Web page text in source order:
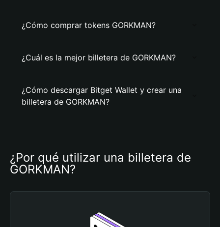
¿Cómo comprar tokens GORKMAN?
¿Cuál es la mejor billetera de GORKMAN?
¿Cómo descargar Bitget Wallet y crear una
billetera de GORKMAN?
¿Por qué utilizar una billetera de
GORKMAN?